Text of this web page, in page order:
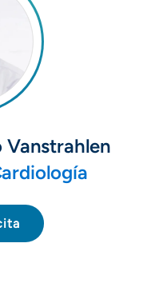
Vanstrahlen